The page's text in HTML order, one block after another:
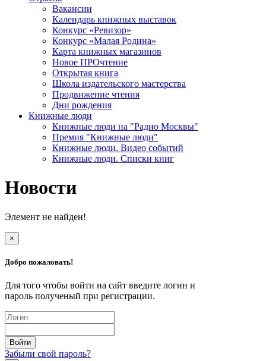
Вакансии
Календарь книжных выставок
Конкурс «Ревизор»
Конкурс «Малая Родина»
Карта книжных магазинов
Новое ПРОчтение
Открытая книга
Школа издательского мастерства
Продвижение чтения
Дни рождения
Книжные люди
Книжные люди на "Радио Москвы"
Премия "Книжные люди"
Книжные люди. Видео событий
Книжные люди. Списки книг
Новости
Элемент не найден!
×
Добро пожаловать!
Для того чтобы войти на сайт введите логин и
пароль полученый при регистрации.
Забыли свой пароль?